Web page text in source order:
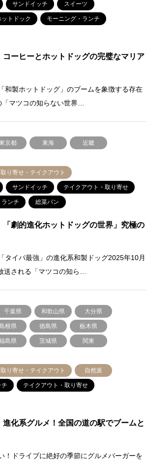
サンドイッチ スイーツ
ットドック モーニング・ランチ
コーヒーとホットドッグの完璧なマリア
和製ホットドッグ」のブームを象徴する存在
マツコの知らない世界…
東京都 東海 近畿
取り寄せ・テイクアウト
サンドイッチ テイクアウト・取り寄せ
ンチ 総菜パン
「劇的進化ホットドッグの世界」究極の
タイパ最強」の進化系和製ドッグ2025年10月
送される「マツコの知ら…
千葉県 和歌山県 大分県
根県 徳島県 栃木県
島県 茨城県 関東
取り寄せ・テイクアウト 自然派
チ テイクアウト・取り寄せ
進化系グルメ！全国の道の駅でブームと
！ドライブに絶好の季節にグルメバーガーを